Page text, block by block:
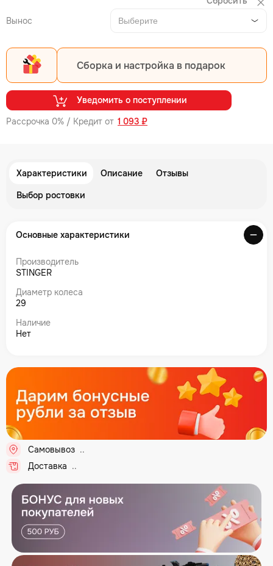
Рассрочка 0% / Кредит от 1 093 ₽
Вынос
Выберите
Сборка и настройка в подарок
Уведомить о поступлении
Характеристики Описание
Отзывы
Выбор ростовки
Основные характеристики
Производитель
STINGER
Диаметр колеса
29
Наличие
Нет
Самовывоз ...
Доставка ...